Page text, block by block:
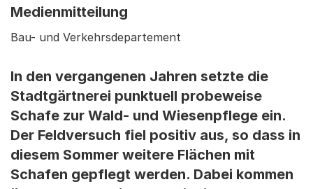
Medienmitteilung
Bau- und Verkehrsdepartement
In den vergangenen Jahren setzte die
Stadtgärtnerei punktuell probeweise
Schafe zur Wald- und Wiesenpflege ein.
Der Feldversuch fiel positiv aus, so dass in
diesem Sommer weitere Flächen mit
Schafen gepflegt werden. Dabei kommen